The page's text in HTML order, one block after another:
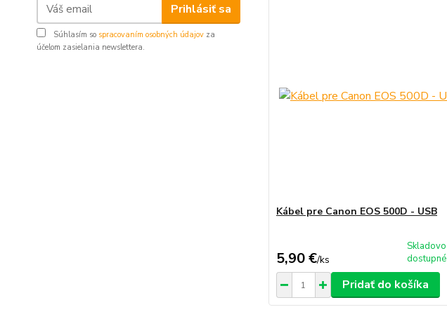
Prihlásiť sa
Súhlasím so spracovaním osobných údajov za
účelom zasielania newslettera.
Kábel pre Canon EOS 500D - USB
5,90 €/ks
Skladovo
dostupné
Pridať do košíka